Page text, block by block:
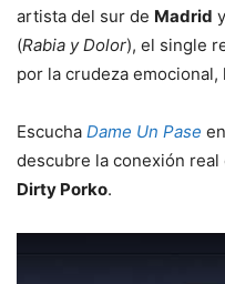
artista del sur de Madrid
(Rabia y Dolor), el single
por la crudeza
Escucha Dame Un Pase
descubre la conexión real
Dirty Porko.